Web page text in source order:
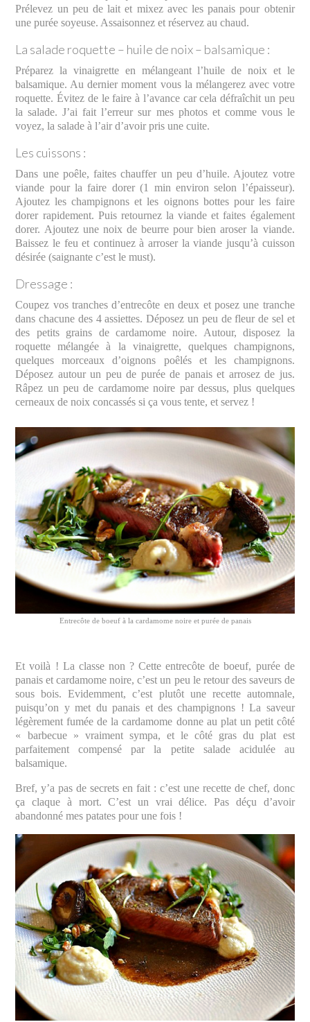
Prélevez un peu de lait et mixez avec les panais pour obtenir
une purée soyeuse. Assaisonnez et réservez au chaud.
La salade roquette – huile de noix – balsamique :
Préparez la vinaigrette en mélangeant l’huile de noix et le
balsamique. Au dernier moment vous la mélangerez avec votre
roquette. Évitez de le faire à l’avance car cela défraîchit un peu
la salade. J’ai fait l’erreur sur mes photos et comme vous le
voyez, la salade à l’air d’avoir pris une cuite.
Les cuissons :
Dans une poêle, faites chauffer un peu d’huile. Ajoutez votre
viande pour la faire dorer (1 min environ selon l’épaisseur).
Ajoutez les champignons et les oignons bottes pour les faire
dorer rapidement. Puis retournez la viande et faites également
dorer. Ajoutez une noix de beurre pour bien aroser la viande.
Baissez le feu et continuez à arroser la viande jusqu’à cuisson
désirée (saignante c’est le must).
Dressage :
Coupez vos tranches d’entrecôte en deux et posez une tranche
dans chacune des 4 assiettes. Déposez un peu de fleur de sel et
des petits grains de cardamome noire. Autour, disposez la
roquette mélangée à la vinaigrette, quelques champignons,
quelques morceaux d’oignons poêlés et les champignons.
Déposez autour un peu de purée de panais et arrosez de jus.
Râpez un peu de cardamome noire par dessus, plus quelques
cerneaux de noix concassés si ça vous tente, et servez !
Entrecôte de boeuf à la cardamome noire et purée de panais
Et voilà ! La classe non ? Cette entrecôte de boeuf, purée de
panais et cardamome noire, c’est un peu le retour des saveurs de
sous bois. Evidemment, c’est plutôt une recette automnale,
puisqu’on y met du panais et des champignons ! La saveur
légèrement fumée de la cardamome donne au plat un petit côté
« barbecue » vraiment sympa, et le côté gras du plat est
parfaitement compensé par la petite salade acidulée au
balsamique.
Bref, y’a pas de secrets en fait : c’est une recette de chef, donc
ça claque à mort. C’est un vrai délice. Pas déçu d’avoir
abandonné mes patates pour une fois !